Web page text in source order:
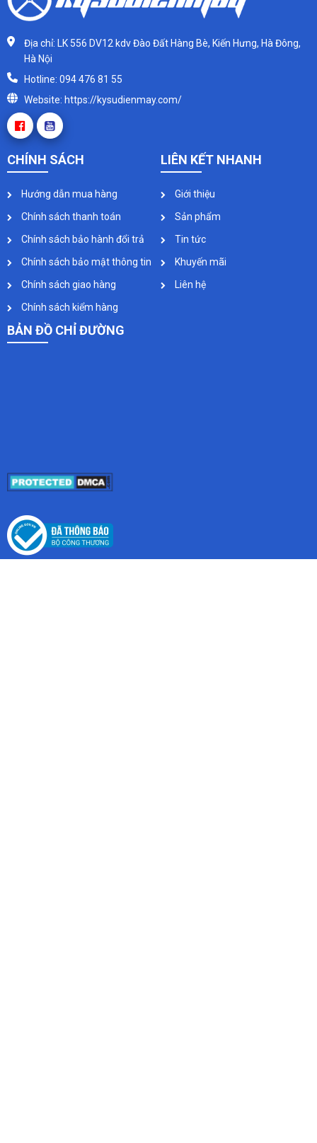
Địa chỉ: LK 556 DV12 kdv Đào Đất Hàng Bè, Kiến Hưng, Hà Đông,
Hà Nội
Hotline: 094 476 81 55
Website: https://kysudienmay.com/
CHÍNH SÁCH
Hướng dẫn mua hàng
Chính sách thanh toán
Chính sách bảo hành đổi trả
Chính sách bảo mật thông tin
Chính sách giao hàng
Chính sách kiểm hàng
LIÊN KẾT NHANH
Giới thiệu
Sản phẩm
Tin tức
Khuyến mãi
Liên hệ
BẢN ĐỒ CHỈ ĐƯỜNG